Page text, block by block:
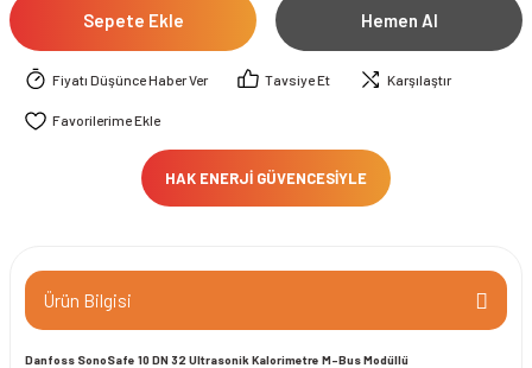
Sepete Ekle Hemen Al
Fiyatı Düşünce Haber Ver Tavsiye Et Karşılaştır
HAK ENERJİ GÜVENCESİYLE
Ürün Bilgisi
Danfoss SonoSafe 10 DN 32 Ultrasonik Kalorimetre M-Bus Modüllü